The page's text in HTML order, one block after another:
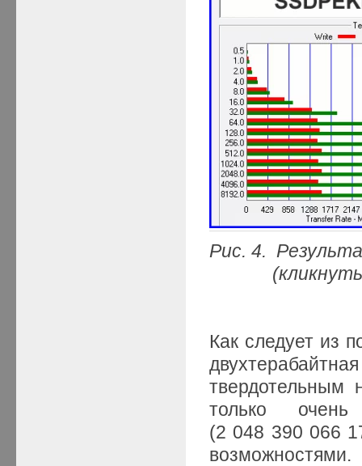
Рис. 4.
(кликнуть
Как следует из
твердотельным
только
(2 048 390 066
возможностями.